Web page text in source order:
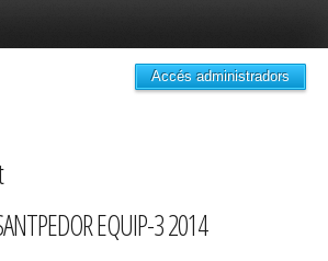
Accés administradors
EQUIP-3 2014